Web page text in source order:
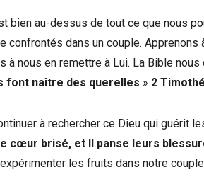
bien au-dessus de tout ce que nous
confrontés dans un couple.
à nous en remettre à Lui. La Bible nous
font naître des querelles » 2
à rechercher ce Dieu qui
cœur brisé, et Il panse leurs
les fruits dans notre